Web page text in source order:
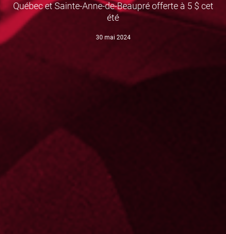
Québec et Sainte-Anne-de-Beaupré offerte à 5 $ cet
été
30 mai 2024